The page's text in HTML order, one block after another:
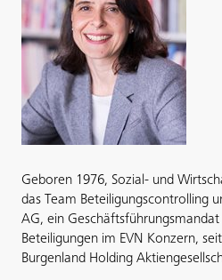
Geboren 1976, Sozial- und
das Team Beteiligungscontrolling
AG, ein
Beteiligungen im EVN Konzern,
Burgenland Holding